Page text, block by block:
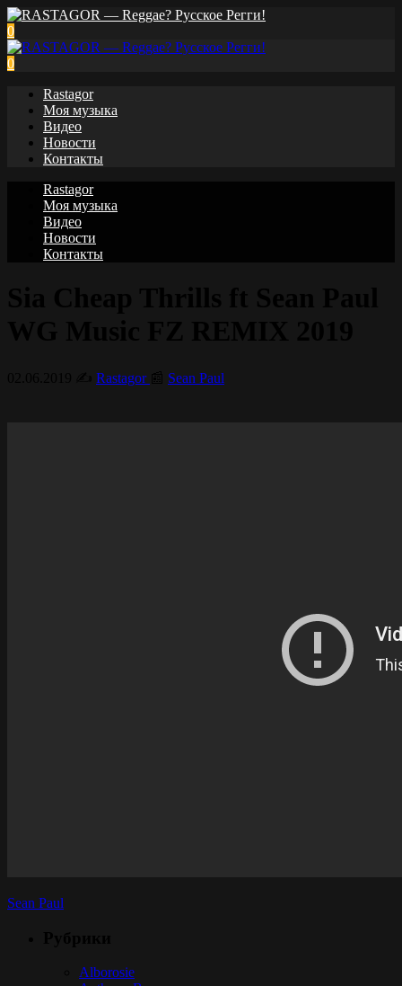
0
0
Rastagor
Моя музыка
Видео
Новости
Контакты
Rastagor
Моя музыка
Видео
Новости
Контакты
Rastagor Sean Paul
Sean Paul
Alborosie